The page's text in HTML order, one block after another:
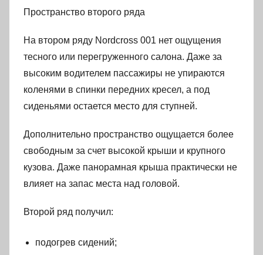
Пространство второго ряда
На втором ряду Nordcross 001 нет ощущения
тесного или перегруженного салона. Даже за
высоким водителем пассажиры не упираются
коленями в спинки передних кресел, а под
сиденьями остается место для ступней.
Дополнительно пространство ощущается более
свободным за счет высокой крыши и крупного
кузова. Даже панорамная крыша практически не
влияет на запас места над головой.
Второй ряд получил:
подогрев сидений;